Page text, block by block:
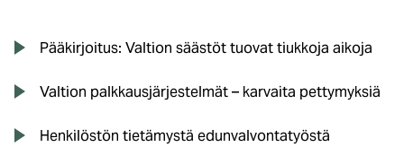
Pääkirjoitus: Valtion säästöt tuovat tiukkoja aikoja
Valtion palkkausjärjestelmät – karvaita pettymyksiä
Henkilöstön tietämystä edunvalvontatyöstä